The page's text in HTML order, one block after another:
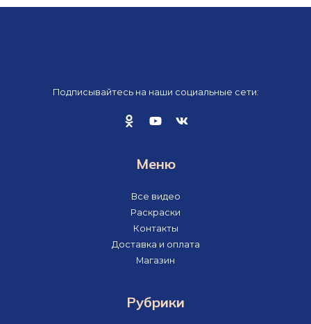
Подписывайтесь на наши социальные сети:
Меню
Все видео
Раскраски
Контакты
Доставка и оплата
Магазин
Рубрики